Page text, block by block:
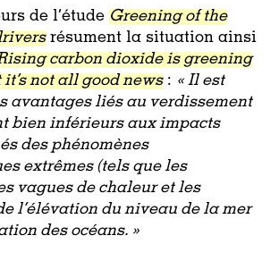
de l’étude Greening of the
résument la situation ainsi
carbon dioxide is greening
it’s not all good news: « Il est
avantages liés au verdissement
bien inférieurs aux impacts
des phénomènes
extrêmes (tels que les
vagues de chaleur et les
l’élévation du niveau de la mer
des océans. »